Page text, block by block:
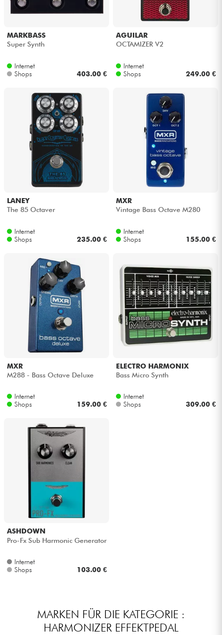
Kinder
Kabel & Zubehöre
HiFi
Bundle
Sehen Sie sich unsere Marken an
MARKBASS
Super Synth
Internet
Shops
403.00 €
AGUILAR
OCTAMIZER V2
Internet
Shops
249.00 €
LANEY
The 85 Octaver
Internet
Shops
235.00 €
MXR
Vintage Bass Octave M280
Internet
Shops
155.00 €
MXR
M288 - Bass Octave Deluxe
Internet
Shops
159.00 €
ELECTRO HARMONIX
Bass Micro Synth
Internet
Shops
309.00 €
ASHDOWN
Pro-Fx Sub Harmonic Generator
Internet
Shops
103.00 €
MARKEN FÜR DIE KATEGORIE :
HARMONIZER EFFEKTPEDAL